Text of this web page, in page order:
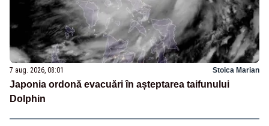
7 aug. 2026, 08:01 Stoica Marian
Japonia ordonă evacuări în așteptarea taifunului
Dolphin